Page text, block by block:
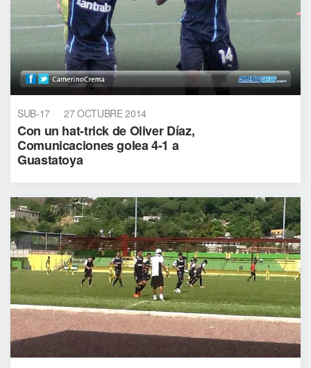
SUB-17 27 OCTUBRE 2014
Con un hat-trick de Oliver Díaz,
Comunicaciones golea 4-1 a
Guastatoya